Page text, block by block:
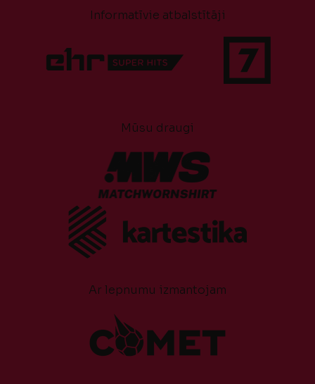
Informatīvie atbalstītāji
Mūsu draugi
Ar lepnumu izmantojam